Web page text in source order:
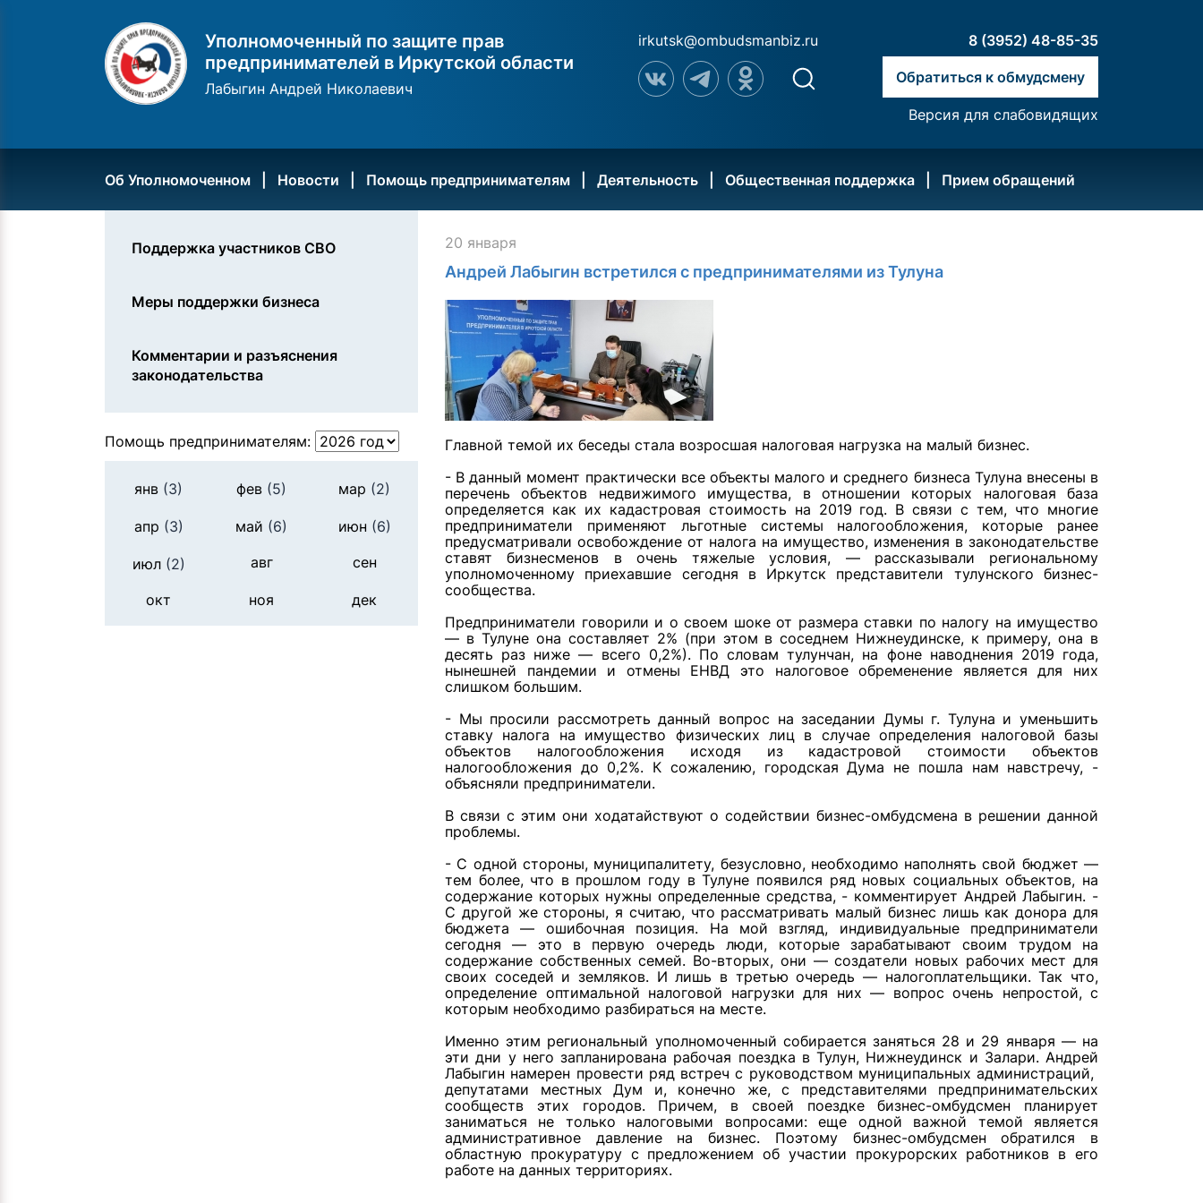
Уполномоченный по защите прав
предпринимателей в Иркутской области
Лабыгин Андрей Николаевич
irkutsk@ombudsmanbiz.ru 8 (3952) 48-85-35
Обратиться к обмудсмену
Версия для слабовидящих
Об Уполномоченном Новости Помощь предпринимателям Деятельность Общественная поддержка Прием обращений
Поддержка участников СВО
Меры поддержки бизнеса
Комментарии и разъяснения
законодательства
Помощь предпринимателям:
янв (3) фев (5) мар (2)
апр (3) май (6) июн (6)
июл(2) авг сен
окт ноя дек
20 января
Андрей Лабыгин встретился с предпринимателями из Тулуна
Главной темой их беседы стала возросшая налоговая нагрузка на малый бизнес.
- В данный момент практически все объекты малого и среднего бизнеса Тулуна внесены в
перечень объектов недвижимого имущества, в отношении которых налоговая база
определяется как их кадастровая стоимость на 2019 год. В связи с тем, что многие
предприниматели применяют льготные системы налогообложения, которые ранее
предусматривали освобождение от налога на имущество, изменения в законодательстве
ставят бизнесменов в очень тяжелые условия, — рассказывали региональному
уполномоченному приехавшие сегодня в Иркутск представители тулунского бизнес-
сообщества.
Предприниматели говорили и о своем шоке от размера ставки по налогу на имущество
— в Тулуне она составляет 2% (при этом в соседнем Нижнеудинске, к примеру, она в
десять раз ниже — всего 0,2%). По словам тулунчан, на фоне наводнения 2019 года,
нынешней пандемии и отмены ЕНВД это налоговое обременение является для них
слишком большим.
- Мы просили рассмотреть данный вопрос на заседании Думы г. Тулуна и уменьшить
ставку налога на имущество физических лиц в случае определения налоговой базы
объектов налогообложения исходя из кадастровой стоимости объектов
налогообложения до 0,2%. К сожалению, городская Дума не пошла нам навстречу, -
объясняли предприниматели.
В связи с этим они ходатайствуют о содействии бизнес-омбудсмена в решении данной
проблемы.
- С одной стороны, муниципалитету, безусловно, необходимо наполнять свой бюджет —
тем более, что в прошлом году в Тулуне появился ряд новых социальных объектов, на
содержание которых нужны определенные средства, - комментирует Андрей Лабыгин. -
С другой же стороны, я считаю, что рассматривать малый бизнес лишь как донора для
бюджета — ошибочная позиция. На мой взгляд, индивидуальные предприниматели
сегодня — это в первую очередь люди, которые зарабатывают своим трудом на
содержание собственных семей. Во-вторых, они — создатели новых рабочих мест для
своих соседей и земляков. И лишь в третью очередь — налогоплательщики. Так что,
определение оптимальной налоговой нагрузки для них — вопрос очень непростой, с
которым необходимо разбираться на месте.
Именно этим региональный уполномоченный собирается заняться 28 и 29 января — на
эти дни у него запланирована рабочая поездка в Тулун, Нижнеудинск и Залари. Андрей
Лабыгин намерен провести ряд встреч с руководством муниципальных администраций,
депутатами местных Дум и, конечно же, с представителями предпринимательских
сообществ этих городов. Причем, в своей поездке бизнес-омбудсмен планирует
заниматься не только налоговыми вопросами: еще одной важной темой является
административное давление на бизнес. Поэтому бизнес-омбудсмен обратился в
областную прокуратуру с предложением об участии прокурорских работников в его
работе на данных территориях.